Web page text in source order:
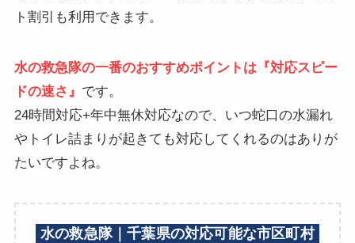
ト割引も利用できます。
水の救急隊の一番のおすすめポイントは『対応スピー
ドの速さ』 です。
24時間対応+年中無休対応なので、いつ蛇口の水漏れ
やトイレ詰まりが起きても対応してくれるのはありが
たいですよね。
水の救急隊｜千葉県の対応可能な市区町村